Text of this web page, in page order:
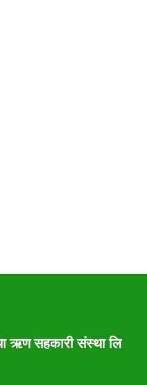
ऋण सहकारी संस्था लि